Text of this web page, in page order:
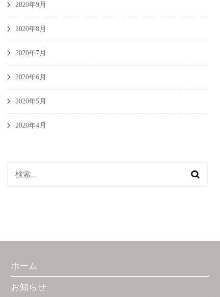
2020年9月
2020年8月
2020年7月
2020年6月
2020年5月
2020年4月
検
ホーム
お知らせ